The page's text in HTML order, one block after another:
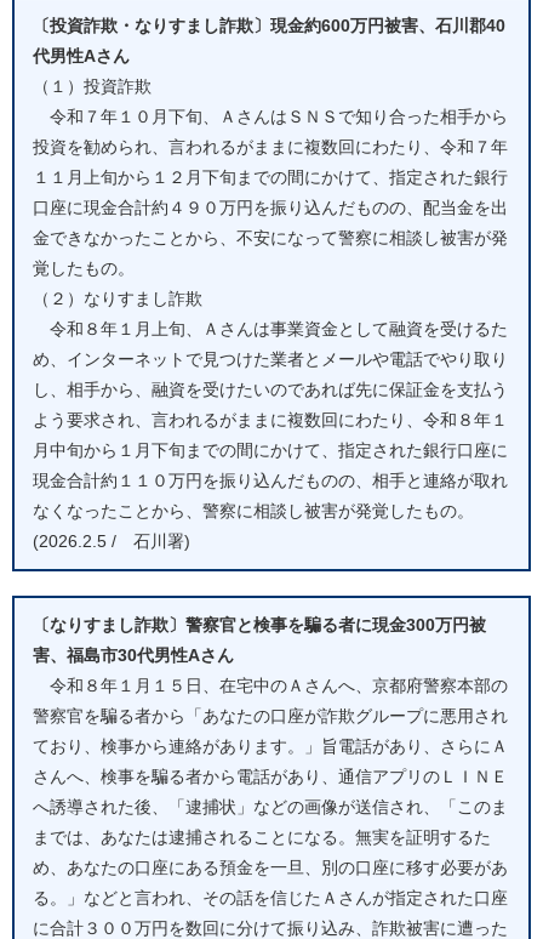
〔投資詐欺・なりすまし詐欺〕現金約600万円被害、石川郡40
代男性Aさん
（１）投資詐欺
令和７年１０月下旬、ＡさんはＳＮＳで知り合った相手から
投資を勧められ、言われるがままに複数回にわたり、令和７年
１１月上旬から１２月下旬までの間にかけて、指定された銀行
口座に現金合計約４９０万円を振り込んだものの、配当金を出
金できなかったことから、不安になって警察に相談し被害が発
覚したもの。
（２）なりすまし詐欺
令和８年１月上旬、Ａさんは事業資金として融資を受けるた
め、インターネットで見つけた業者とメールや電話でやり取り
し、相手から、融資を受けたいのであれば先に保証金を支払う
よう要求され、言われるがままに複数回にわたり、令和８年１
月中旬から１月下旬までの間にかけて、指定された銀行口座に
現金合計約１１０万円を振り込んだものの、相手と連絡が取れ
なくなったことから、警察に相談し被害が発覚したもの。
(2026.2.5 / 石川署)
〔なりすまし詐欺〕警察官と検事を騙る者に現金300万円被
害、福島市30代男性Aさん
令和８年１月１５日、在宅中のＡさんへ、京都府警察本部の
警察官を騙る者から「あなたの口座が詐欺グループに悪用され
ており、検事から連絡があります。」旨電話があり、さらにＡ
さんへ、検事を騙る者から電話があり、通信アプリのＬＩＮＥ
へ誘導された後、「逮捕状」などの画像が送信され、「このま
までは、あなたは逮捕されることになる。無実を証明するた
め、あなたの口座にある預金を一旦、別の口座に移す必要があ
る。」などと言われ、その話を信じたＡさんが指定された口座
に合計３００万円を数回に分けて振り込み、詐欺被害に遭った